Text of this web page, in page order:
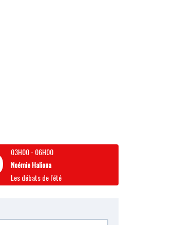
03H00- 06H00
Noémie Halioua
Les débats de l'été